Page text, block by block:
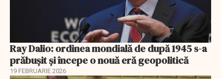
Ray Dalio: ordinea mondială de după 1945 s-a
prăbușit și începe o nouă eră geopolitică
19 FEBRUARIE 2026